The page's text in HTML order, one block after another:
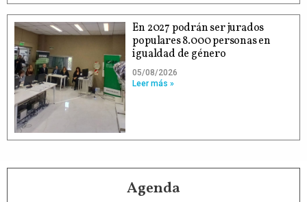
En 2027 podrán ser jurados
populares 8.000 personas en
igualdad de género
05/08/2026
Leer más »
Agenda